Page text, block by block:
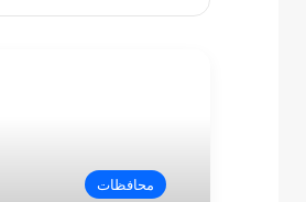
محافظات